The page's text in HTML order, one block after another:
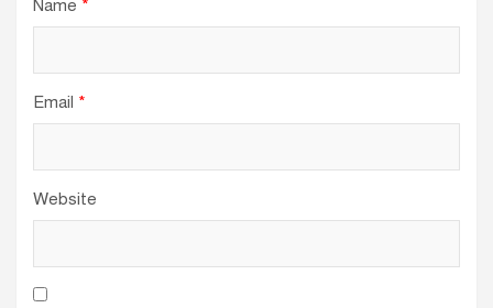
Name *
Email *
Website